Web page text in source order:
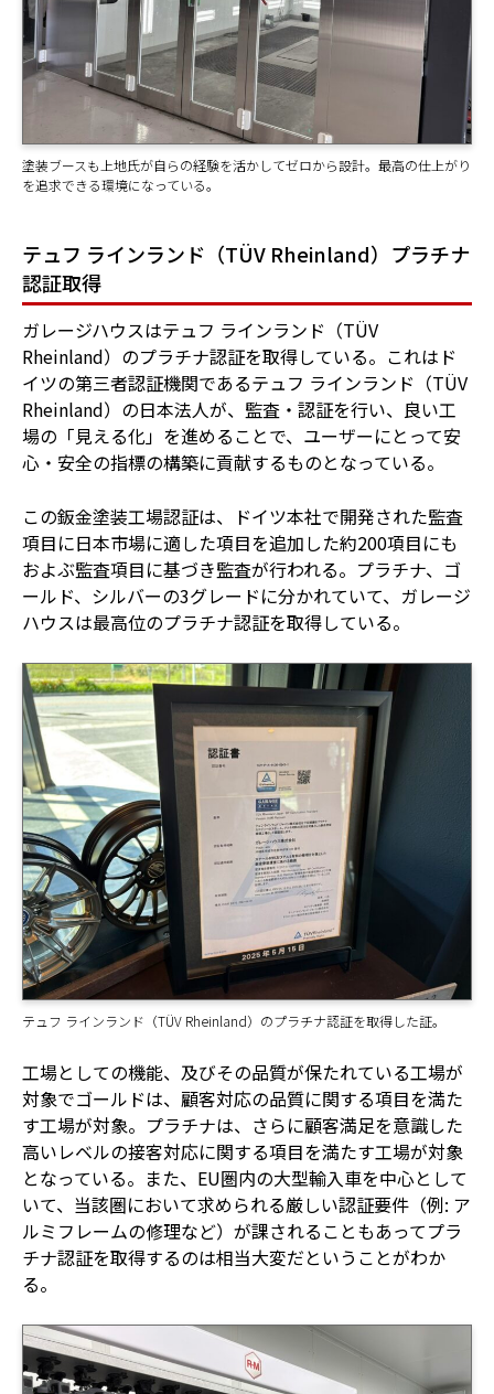
塗装ブースも上地氏が自らの経験を活かしてゼロから設計。最高の仕上がり
を追求できる環境になっている。
テュフ ラインランド（TÜV Rheinland）プラチナ
認証取得
ガレージハウスはテュフ ラインランド（TÜV
Rheinland）のプラチナ認証を取得している。これはド
イツの第三者認証機関であるテュフ ラインランド（TÜV
Rheinland）の日本法人が、監査・認証を行い、良い工
場の「見える化」を進めることで、ユーザーにとって安
心・安全の指標の構築に貢献するものとなっている。
この鈑金塗装工場認証は、ドイツ本社で開発された監査
項目に日本市場に適した項目を追加した約200項目にも
およぶ監査項目に基づき監査が行われる。プラチナ、ゴ
ールド、シルバーの3グレードに分かれていて、ガレージ
ハウスは最高位のプラチナ認証を取得している。
テュフ ラインランド（TÜV Rheinland）のプラチナ認証を取得した証。
工場としての機能、及びその品質が保たれている工場が
対象でゴールドは、顧客対応の品質に関する項目を満た
す工場が対象。プラチナは、さらに顧客満足を意識した
高いレベルの接客対応に関する項目を満たす工場が対象
となっている。また、EU圏内の大型輸入車を中心として
いて、当該圏において求められる厳しい認証要件（例: ア
ルミフレームの修理など）が課されることもあってプラ
チナ認証を取得するのは相当大変だということがわか
る。